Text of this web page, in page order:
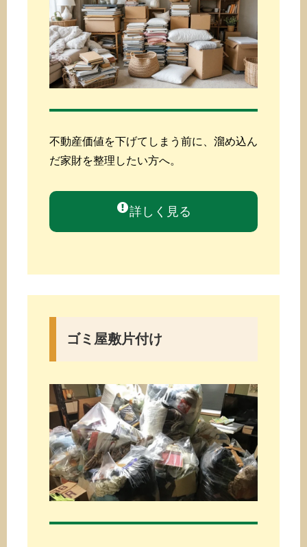
不動産価値を下げてしまう前に、溜め込ん
だ家財を整理したい方へ。
詳しく見る
ゴミ屋敷片付け